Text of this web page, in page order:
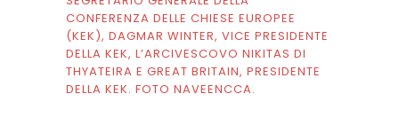
CONFERENZA DELLE CHIESE EUROPEE
(KEK), DAGMAR WINTER, VICE PRESIDENTE
DELLA KEK, L’ARCIVESCOVO NIKITAS DI
THYATEIRA E GREAT BRITAIN, PRESIDENTE
DELLA KEK. FOTO NAVEENCCA.